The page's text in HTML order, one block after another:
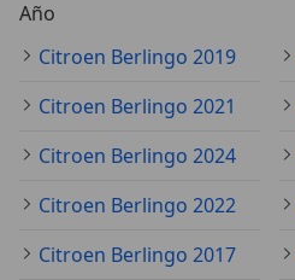
Año
Citroen Berlingo 2019
Citroen Berlingo 2021
Citroen Berlingo 2024
Citroen Berlingo 2022
Citroen Berlingo 2017